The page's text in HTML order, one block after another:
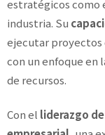
estratégicos como
industria. Su
ejecutar proyectos
con un enfoque en
de recursos.
Con el liderazgo